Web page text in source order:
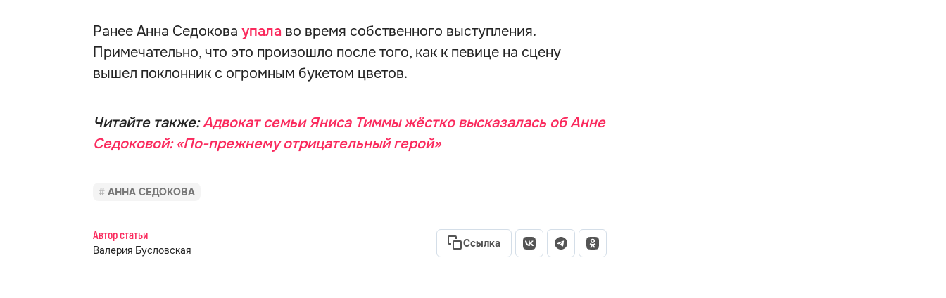
Ранее Анна Седокова упала во время собственного выступления.
Примечательно, что это произошло после того, как к певице на сцену
вышел поклонник с огромным букетом цветов.
Читайте также:Адвокат семьи Яниса Тиммы жёстко высказалась об Анне
Седоковой: «По-прежнему отрицательный герой»
АННА СЕДОКОВА
Автор статьи
Валерия Бусловская
Ссылка